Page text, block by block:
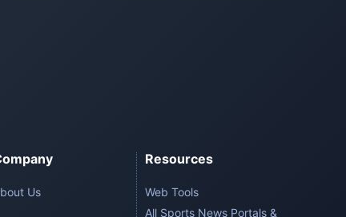
Us
Resources
Web Tools
All Sports News Portals &